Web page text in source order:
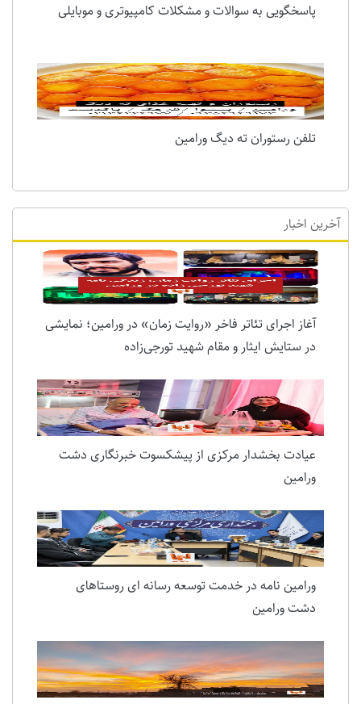
پاسخگویی به سوالات و مشکلات کامپیوتری و موبایلی
تلفن رستوران ته دیگ ورامین
آخرین اخبار
آغاز اجرای تئاتر فاخر «روایت زمان» در ورامین؛ نمایشی
در ستایش ایثار و مقام شهید تورجی‌زاده
عیادت بخشدار مرکزی از پیشکسوت خبرنگاری دشت
ورامین
ورامین نامه در خدمت توسعه رسانه ای روستاهای
دشت ورامین